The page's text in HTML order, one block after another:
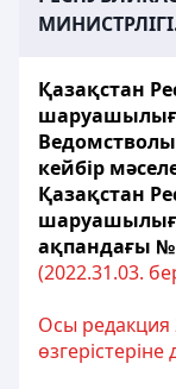
Қазақстан
кейбір
Қазақстан
ақпандағы
(2022.31.03.
Осы редакция